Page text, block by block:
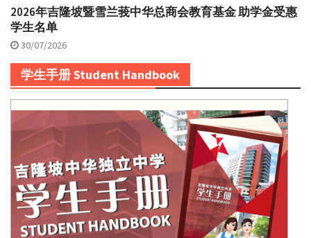
2026年吉隆坡暨雪兰莪中华总商会教育基金 助学金受惠
学生名单
30/07/2026
学生手册 Student Handbook